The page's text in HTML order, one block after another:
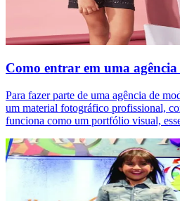
Como entrar em uma agência
Para fazer parte de uma agência de
um material fotográfico profissional,
funciona como um portfólio visual,